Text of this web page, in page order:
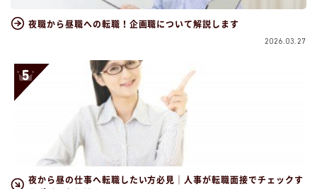
夜職から昼職への転職！企画職について解説します
2026.03.27
夜から昼の仕事へ転職したい方必見｜人事が転職面接でチェックす